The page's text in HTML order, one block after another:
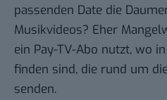
passenden Date die
Musikvideos? Eher
ein Pay-TV-Abo nutzt, wo
finden sind, die rund um
senden.